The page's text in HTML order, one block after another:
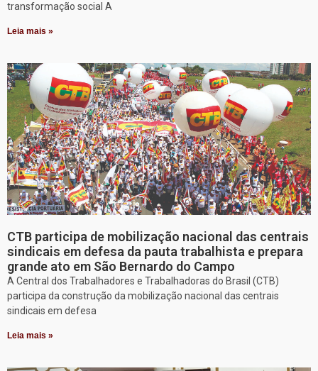
transformação social A
Leia mais »
CTB participa de mobilização nacional das centrais
sindicais em defesa da pauta trabalhista e prepara
grande ato em São Bernardo do Campo
A Central dos Trabalhadores e Trabalhadoras do Brasil (CTB)
participa da construção da mobilização nacional das centrais
sindicais em defesa
Leia mais »